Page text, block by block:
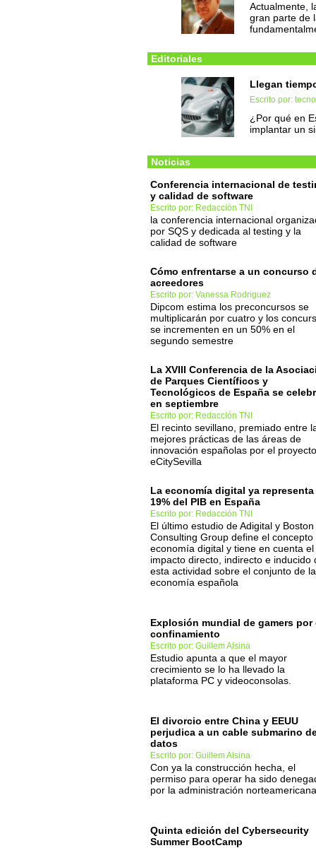
Actualmente,
gran parte de
Editoriales
Llegan
Escrito por:
¿Por qué en
implantar un
Noticias
Conferencia internacional de
y calidad de software
Escrito por: Redacción TNI
la conferencia internacional
por SQS y dedicada al testing y la
calidad de software
Cómo enfrentarse a un concurso
acreedores
Escrito por: Vanessa Rodriguez
Dipcom estima los preconcursos se
multiplicarán por cuatro y los
se incrementen en un 50% en el
segundo semestre
La XVIII Conferencia de la
de Parques Científicos y
Tecnológicos de España se
en septiembre
Escrito por: Redacción TNI
El recinto sevillano, premiado entre
mejores prácticas de las áreas de
innovación españolas por el proyecto
eCitySevilla
La economía digital ya
19% del PIB en España
Escrito por: Redacción TNI
El último estudio de Adigital y Boston
Consulting Group define el concepto
economía digital y tiene en cuenta el
impacto directo, indirecto e inducido
esta actividad sobre el conjunto de la
economía española
Explosión mundial de gamers por
confinamiento
Escrito por: Guillem Alsina
Estudio apunta a que el mayor
crecimiento se lo ha llevado la
plataforma PC y videoconsolas.
El divorcio entre China y EEUU
perjudica a un cable submarino
datos
Escrito por: Guillem Alsina
Con ya la construcción hecha, el
permiso para operar ha sido
por la administración
Quinta edición del Cybersecurity
Summer BootCamp